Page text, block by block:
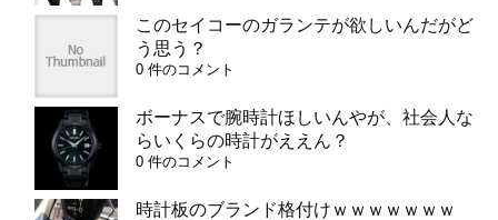
このセイコーのガランテが欲しいんだがど
う思う？
0 件のコメント
ボーナスで腕時計ほしいんやが、社会人な
らいくらの時計がええん？
0 件のコメント
時計板のブランド格付けｗｗｗｗｗｗｗ